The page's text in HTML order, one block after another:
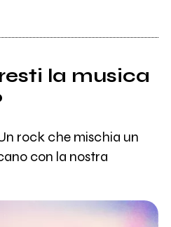
la musica
rock che mischia un
con la nostra